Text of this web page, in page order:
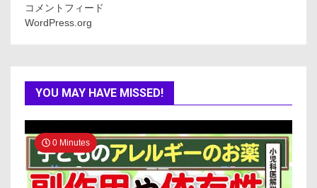
コメントフィード
WordPress.org
YOU MAY HAVE MISSED!
0 Minutes